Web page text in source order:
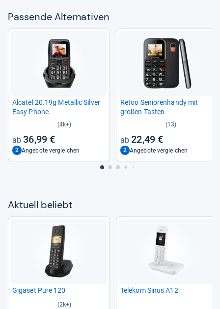
Pas­sende Alter­na­ti­ven
Alca­tel 20.19g Metal­lic Sil­ver
Easy Phone
(4k+)
36,99 €
2 Angebote vergleichen
Retoo Senio­ren­handy mit
großen Tas­ten
(13)
22,49 €
2 Angebote vergleichen
Aktu­ell beliebt
Giga­set Pure 120
(2k+)
Tele­kom Sinus A12